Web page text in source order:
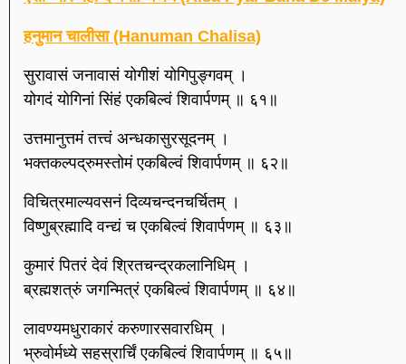
हनुमान चालीसा (Hanuman Chalisa)
सुरावासं जनावासं योगीशं योगिपुङ्गवम् ।
योगदं योगिनां सिंहं एकबिल्वं शिवार्पणम् ॥ ६१॥
उत्तमानुत्तमं तत्त्वं अन्धकासुरसूदनम् ।
भक्तकल्पद्रुमस्तोमं एकबिल्वं शिवार्पणम् ॥ ६२॥
विचित्रमाल्यवसनं दिव्यचन्दनचर्चितम् ।
विष्णुब्रह्मादि वन्द्यं च एकबिल्वं शिवार्पणम् ॥ ६३॥
कुमारं पितरं देवं श्रितचन्द्रकलानिधिम् ।
ब्रह्मशत्रुं जगन्मित्रं एकबिल्वं शिवार्पणम् ॥ ६४॥
लावण्यमधुराकारं करुणारसवारधिम् ।
भ्रुवोर्मध्ये सहस्रार्चिं एकबिल्वं शिवार्पणम् ॥ ६५॥